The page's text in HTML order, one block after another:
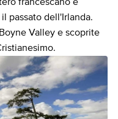
passato dell'Irlanda.
Valley e scoprite